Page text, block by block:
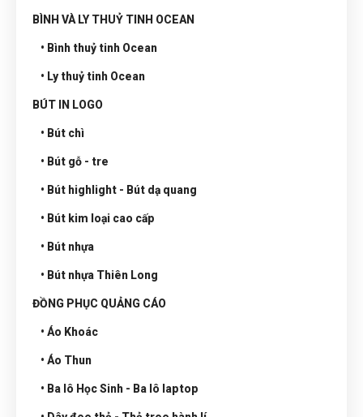
BÌNH VÀ LY THUỶ TINH OCEAN
• Bình thuỷ tinh Ocean
• Ly thuỷ tinh Ocean
BÚT IN LOGO
• Bút chì
• Bút gỗ - tre
• Bút highlight - Bút dạ quang
• Bút kim loại cao cấp
• Bút nhựa
• Bút nhựa Thiên Long
ĐỒNG PHỤC QUẢNG CÁO
• Áo Khoác
• Áo Thun
• Ba lô Học Sinh - Ba lô laptop